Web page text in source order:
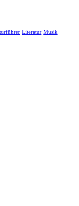
Literatur Musik